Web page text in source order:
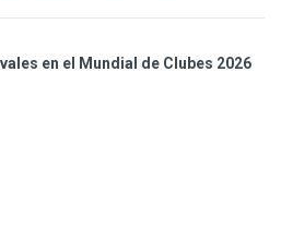
en el Mundial de Clubes 2026